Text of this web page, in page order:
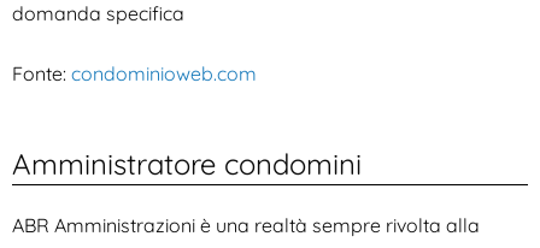
domanda specifica
Fonte: condominioweb.com
Amministratore condomini
ABR Amministrazioni è una realtà sempre rivolta alla